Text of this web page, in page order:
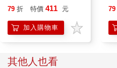
喵》作者最新力作，附
79 折 特價 411 元
加入購物車
79
其他人也看